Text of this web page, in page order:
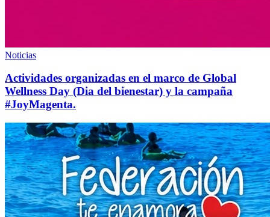
Noticias
Actividades organizadas en el marco de Global
Wellness Day (Dia del bienestar) y la campaña
#JoyMagenta.